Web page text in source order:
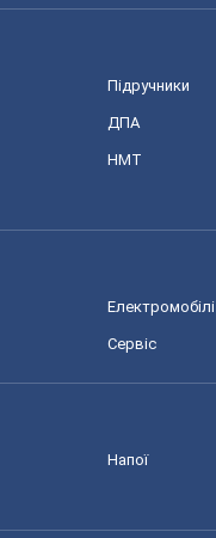
Підручники
ДПА
НМТ
Електромобілі
Сервіс
Напої